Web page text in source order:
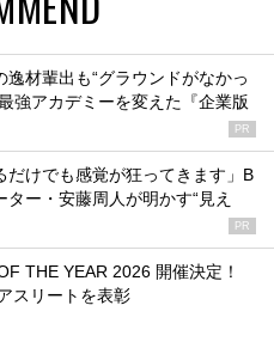
逸材輩出も“グラウンドがなかっ
強アカデミーを変えた『企業版
PR
だけでも感覚が狂ってきます」B
ター・安藤周人が明かす“見え
PR
THE YEAR 2026 開催決定！
スリートを表彰